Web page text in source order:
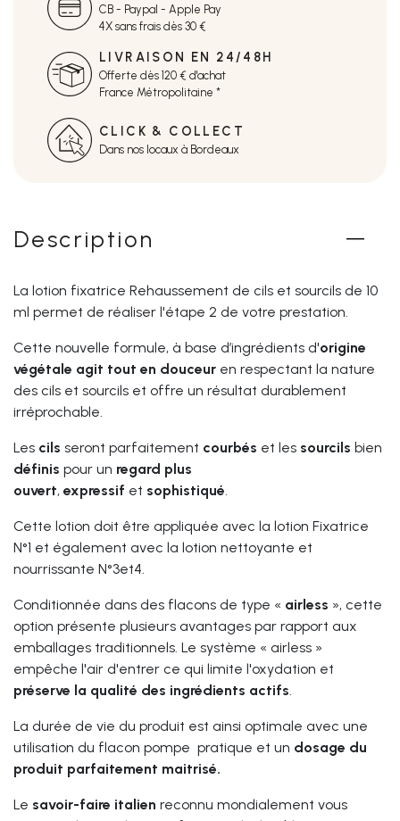
CB - Paypal - Apple Pay
4X sans frais dès 30 €
LIVRAISON EN 24/48H
Offerte dès 120 € d'achat
France Métropolitaine *
CLICK & COLLECT
Dans nos locaux à Bordeaux
Description
La lotion fixatrice Rehaussement de cils et sourcils de 10
ml permet de réaliser l'étape 2 de votre prestation.
Cette nouvelle formule, à base d’ingrédients d'origine
végétale agit tout en douceur en respectant la nature
des cils et sourcils et offre un résultat durablement
irréprochable.
Les cils seront parfaitement courbés et les sourcils bien
définis pour un regard plus
ouvert, expressif et sophistiqué.
Cette lotion doit être appliquée avec la lotion Fixatrice
N°1 et également avec la lotion nettoyante et
nourrissante N°3et4.
Conditionnée dans des flacons de type « airless », cette
option présente plusieurs avantages par rapport aux
emballages traditionnels. Le système « airless »
empêche l'air d'entrer ce qui limite l'oxydation et
préserve la qualité des ingrédients actifs.
La durée de vie du produit est ainsi optimale avec une
utilisation du flacon pompe pratique et un dosage du
produit parfaitement maitrisé.
Le savoir-faire italien reconnu mondialement vous